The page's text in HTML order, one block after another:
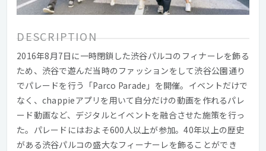
DESCRIPTION
2016年8月7日に一時閉鎖した渋谷パルコのフィナーレを飾る
ため、渋谷で遊んだ当時のファッションをして渋谷公園通り
でパレードを行う「Parco Parade」を開催。イベントだけで
なく、chappieアプリを用いて自分だけの動画を作れるパレ
ード動画など、デジタルとイベントを融合させた施策を行っ
た。パレードにはおよそ600人以上が参加。40年以上の歴史
がある渋谷パルコの盛大なフィーナーレを飾ることができ